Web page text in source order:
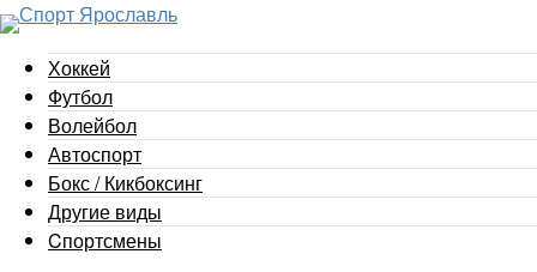
Хоккей
Футбол
Волейбол
Автоспорт
Бокс / Кикбоксинг
Другие виды
Cпортсмены